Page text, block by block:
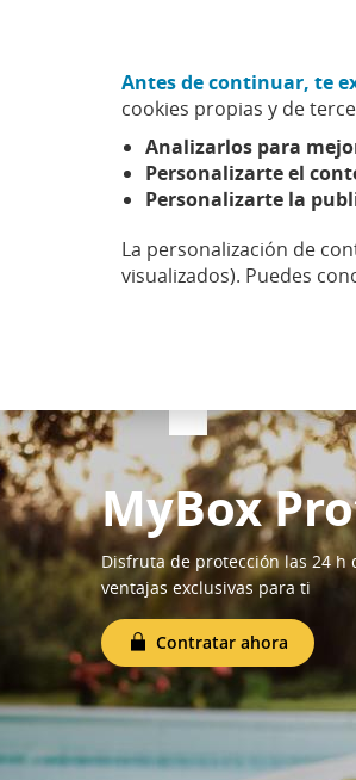
Antes de continuar, te
cookies propias y de
Analizarlos para
Personalizarte el
Personalizarte la
La personalización de
visualizados). Puedes
CaixaBank (Ir a Inicio)
Cuentas y tarjetas
Facilitea MyBox Protección Senior
MyBox
Disfruta de protección las 24 h
ventajas exclusivas para ti
Contratar ahora
Disfruta de protección las 24
h del día, dentro y fuera de
casa con estas ventajas
exclusivas para ti
Contratar ahora